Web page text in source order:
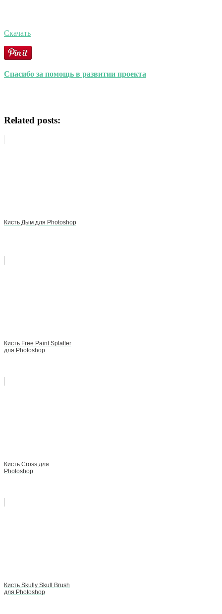
Скачать
Спасибо за помощь в развитии проекта
Related posts:
Кисть Дым для Photoshop
Кисть Free Paint Splatter
для Photoshop
Кисть Cross для
Photoshop
Кисть Skully Skull Brush
для Photoshop